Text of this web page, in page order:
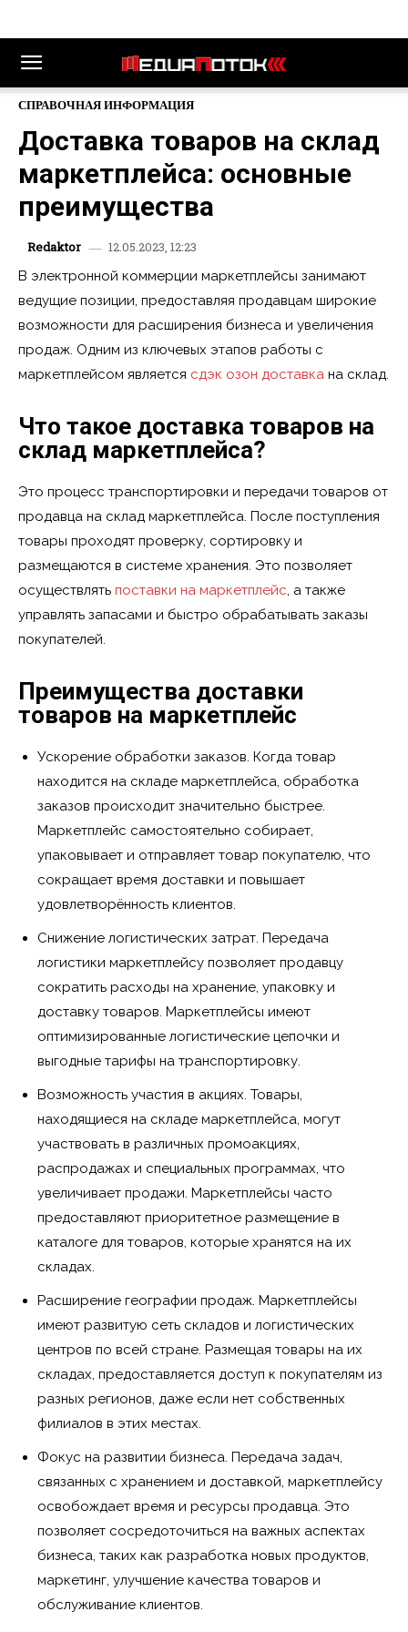
СПРАВОЧНАЯ ИНФОРМАЦИЯ
Доставка товаров на склад
маркетплейса: основные
преимущества
Redaktor
12.05.2023, 12:23
В электронной коммерции маркетплейсы занимают
ведущие позиции, предоставляя продавцам широкие
возможности для расширения бизнеса и увеличения
продаж. Одним из ключевых этапов работы с
маркетплейсом является сдэк озон доставка на склад.
Что такое доставка товаров на
склад маркетплейса?
Это процесс транспортировки и передачи товаров от
продавца на склад маркетплейса. После поступления
товары проходят проверку, сортировку и
размещаются в системе хранения. Это позволяет
осуществлять поставки на маркетплейс, а также
управлять запасами и быстро обрабатывать заказы
покупателей.
Преимущества доставки
товаров на маркетплейс
Ускорение обработки заказов. Когда товар
находится на складе маркетплейса, обработка
заказов происходит значительно быстрее.
Маркетплейс самостоятельно собирает,
упаковывает и отправляет товар покупателю, что
сокращает время доставки и повышает
удовлетворённость клиентов.
Снижение логистических затрат. Передача
логистики маркетплейсу позволяет продавцу
сократить расходы на хранение, упаковку и
доставку товаров. Маркетплейсы имеют
оптимизированные логистические цепочки и
выгодные тарифы на транспортировку.
Возможность участия в акциях. Товары,
находящиеся на складе маркетплейса, могут
участвовать в различных промоакциях,
распродажах и специальных программах, что
увеличивает продажи. Маркетплейсы часто
предоставляют приоритетное размещение в
каталоге для товаров, которые хранятся на их
складах.
Расширение географии продаж. Маркетплейсы
имеют развитую сеть складов и логистических
центров по всей стране. Размещая товары на их
складах, предоставляется доступ к покупателям из
разных регионов, даже если нет собственных
филиалов в этих местах.
Фокус на развитии бизнеса. Передача задач,
связанных с хранением и доставкой, маркетплейсу
освобождает время и ресурсы продавца. Это
позволяет сосредоточиться на важных аспектах
бизнеса, таких как разработка новых продуктов,
маркетинг, улучшение качества товаров и
обслуживание клиентов.